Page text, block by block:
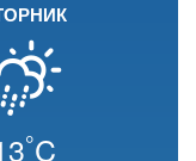
°C